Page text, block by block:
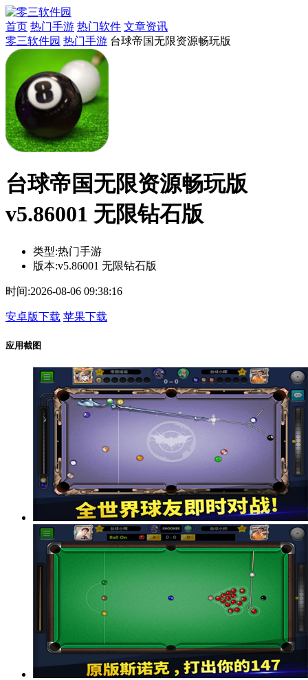
首页 热门手游 热门软件 文章资讯
零三软件园 热门手游 台球帝国无限资源畅玩版
台球帝国无限资源畅玩版
v5.86001 无限钻石版
类型:热门手游
版本:v5.86001 无限钻石版
时间:2026-08-06 09:38:16
安卓版下载 苹果下载
应用截图